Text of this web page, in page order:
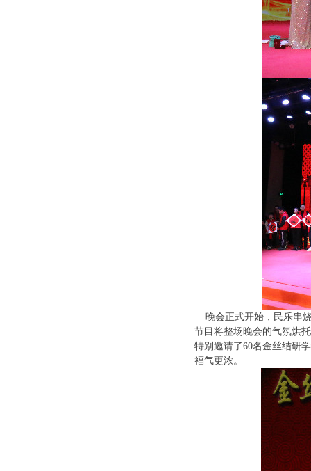
晚会正式开始，民乐串
节目将整场晚会的气氛烘
特别邀请了60名金丝结研
福气更浓。